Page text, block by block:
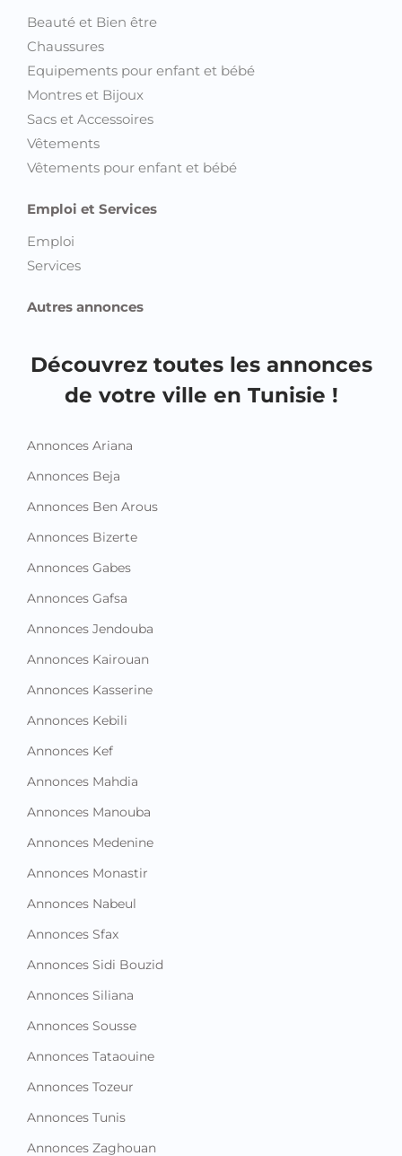
Beauté et Bien être
Chaussures
Equipements pour enfant et bébé
Montres et Bijoux
Sacs et Accessoires
Vêtements
Vêtements pour enfant et bébé
Emploi et Services
Emploi
Services
Autres annonces
Découvrez toutes les annonces
de votre ville en Tunisie !
Annonces Ariana
Annonces Beja
Annonces Ben Arous
Annonces Bizerte
Annonces Gabes
Annonces Gafsa
Annonces Jendouba
Annonces Kairouan
Annonces Kasserine
Annonces Kebili
Annonces Kef
Annonces Mahdia
Annonces Manouba
Annonces Medenine
Annonces Monastir
Annonces Nabeul
Annonces Sfax
Annonces Sidi Bouzid
Annonces Siliana
Annonces Sousse
Annonces Tataouine
Annonces Tozeur
Annonces Tunis
Annonces Zaghouan